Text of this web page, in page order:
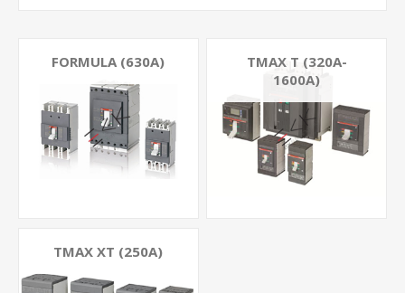
FORMULA (630A)
TMAX T (320A-
1600A)
TMAX XT (250A)